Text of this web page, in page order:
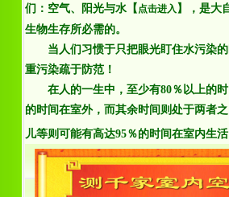
们：空气、阳光与水【 点击进入 】，是大
生物生存所必需的。
当人们习惯于只把眼光盯住水污染的
重污染疏于防范！
在人的一生中，至少有80％以上的时
的时间在室外，而其余时间则处于两者
儿等则可能有高达95％的时间在室内生